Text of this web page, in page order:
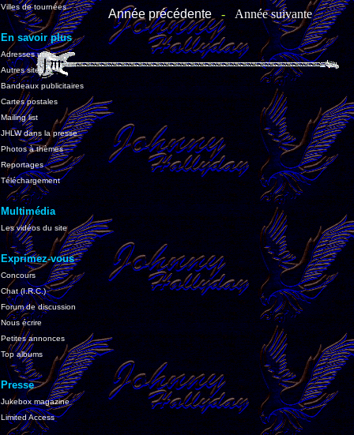
Villes de tournées
En savoir plus
Adresses utiles
Autres sites
Bandeaux publicitaires
Cartes postales
Mailing list
JHLW dans la presse
Photos à thèmes
Reportages
Téléchargement
Multimédia
Les vidéos du site
Exprimez-vous
Concours
Chat (I.R.C.)
Forum de discussion
Nous écrire
Petites annonces
Top albums
Presse
Jukebox magazine
Limited Access
Année précédente- Année suivante